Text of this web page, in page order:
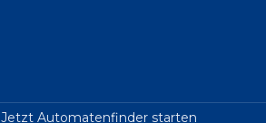
Jetzt Automatenfinder starten